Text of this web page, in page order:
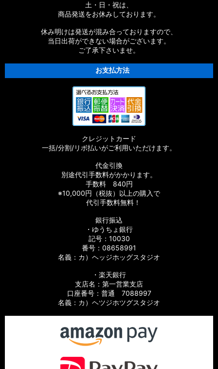
土・日・祝は、
商品発送をお休みしております。
休み明けは発送が混み合っておりますので、
当日出荷ができない場合がございます。
ご了承下さいませ。
お支払方法
クレジットカード
一括/分割/リボ払いがご利用いただけます。
代金引換
別途代引手数料がかかります。
手数料 840円
※10,000円（税抜）以上の購入で
代引手数料無料！
銀行振込
・ゆうちょ銀行
記号：10030
番号：08658991
名義：カ）ヘッジホッグスタジオ
・楽天銀行
支店名：第一営業支店
口座番号：普通 7088997
名義：カ）ヘツジホツグスタジオ